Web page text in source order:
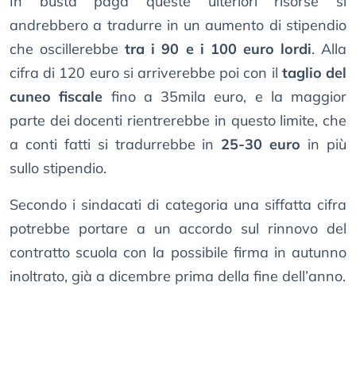
andrebbero a tradurre in un aumento di stipendio
che oscillerebbetra i 90 e i 100 euro lordi. Alla
cifra di 120 euro si arriverebbe poi con il taglio del
cuneo fiscale fino a 35mila euro, e la maggior
parte dei docenti rientrerebbe in questo limite, che
a conti fatti si tradurrebbe in 25-30 euro in più
sullo stipendio.
Secondo i sindacati di categoria una siffatta cifra
potrebbe portare a un accordo sul rinnovo del
contratto scuola con la possibile firma in autunno
inoltrato, già a dicembre prima della fine dell’anno.